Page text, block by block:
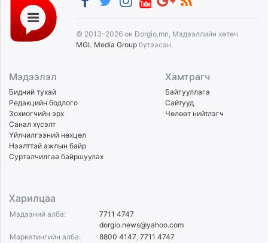
© 2013-2026 он Dorgio.mn, Мэдээллийн хөтөч
MGL Media Group бүтээсэн.
Мэдээлэл
Бидний тухай
Редакцийн бодлого
Зохиогчийн эрх
Санал хүсэлт
Үйлчилгээний нөхцөл
Нээлттэй ажлын байр
Сурталчилгаа байршуулах
Хамтрагч
Байгууллага
Сайтууд
Чөлөөт нийтлэгч
Харилцаа
Мэдээний алба:
7711 4747
dorgio.news@yahoo.com
Маркетингийн алба:
8800 4147 7711 4747